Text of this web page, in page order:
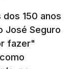
150 anos
José Seguro
fazer"